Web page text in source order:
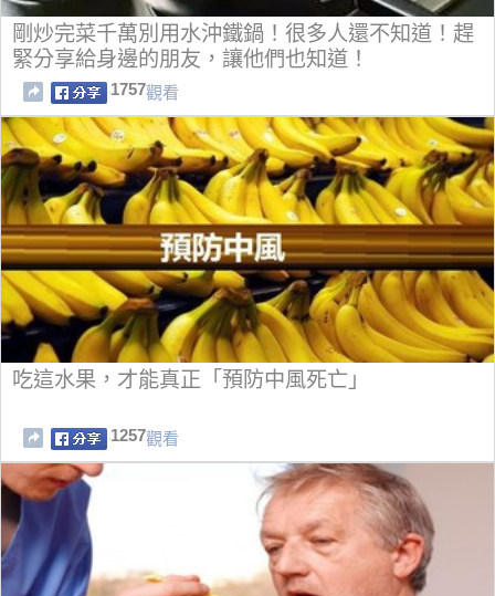
剛炒完菜千萬別用水沖鐵鍋！很多人還不知道！趕
緊分享給身邊的朋友，讓他們也知道！
1757觀看
吃這水果，才能真正「預防中風死亡」
1257觀看